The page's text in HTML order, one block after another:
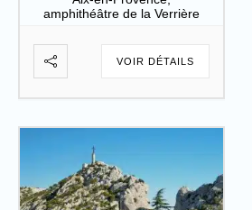
amphithéâtre de la Verrière
VOIR DÉTAILS